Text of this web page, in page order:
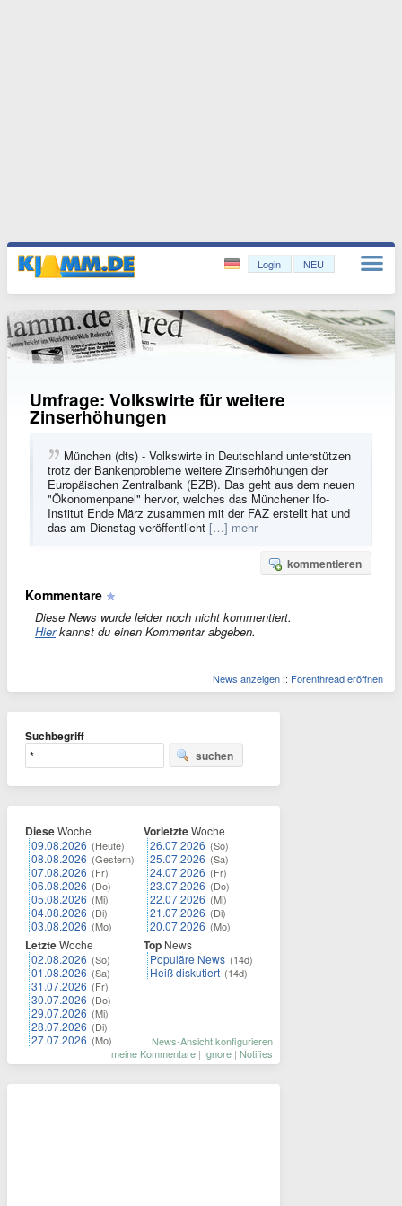
Login NEU
Umfrage: Volkswirte für weitere
Zinserhöhungen
München (dts) - Volkswirte in Deutschland unterstützen
trotz der Bankenprobleme weitere Zinserhöhungen der
Europäischen Zentralbank (EZB). Das geht aus dem neuen
"Ökonomenpanel" hervor, welches das Münchener Ifo-
Institut Ende März zusammen mit der FAZ erstellt hat und
das am Dienstag veröffentlicht […] mehr
kommentieren
Kommentare
Diese News wurde leider noch nicht kommentiert.
Hierkannst du einen Kommentar abgeben.
News anzeigen :: Forenthread eröffnen
Suchbegriff
suchen
DieseWoche
09.08.2026 (Heute)
08.08.2026 (Gestern)
07.08.2026 (Fr)
06.08.2026 (Do)
05.08.2026 (Mi)
04.08.2026 (Di)
03.08.2026 (Mo)
LetzteWoche
02.08.2026 (So)
01.08.2026 (Sa)
31.07.2026 (Fr)
30.07.2026 (Do)
29.07.2026 (Mi)
28.07.2026 (Di)
27.07.2026 (Mo)
VorletzteWoche
26.07.2026 (So)
25.07.2026 (Sa)
24.07.2026 (Fr)
23.07.2026 (Do)
22.07.2026 (Mi)
21.07.2026 (Di)
20.07.2026 (Mo)
Top News
Populäre News (14d)
Heiß diskutiert (14d)
News-Ansicht konfigurieren
meine Kommentare | Ignore | Notifies